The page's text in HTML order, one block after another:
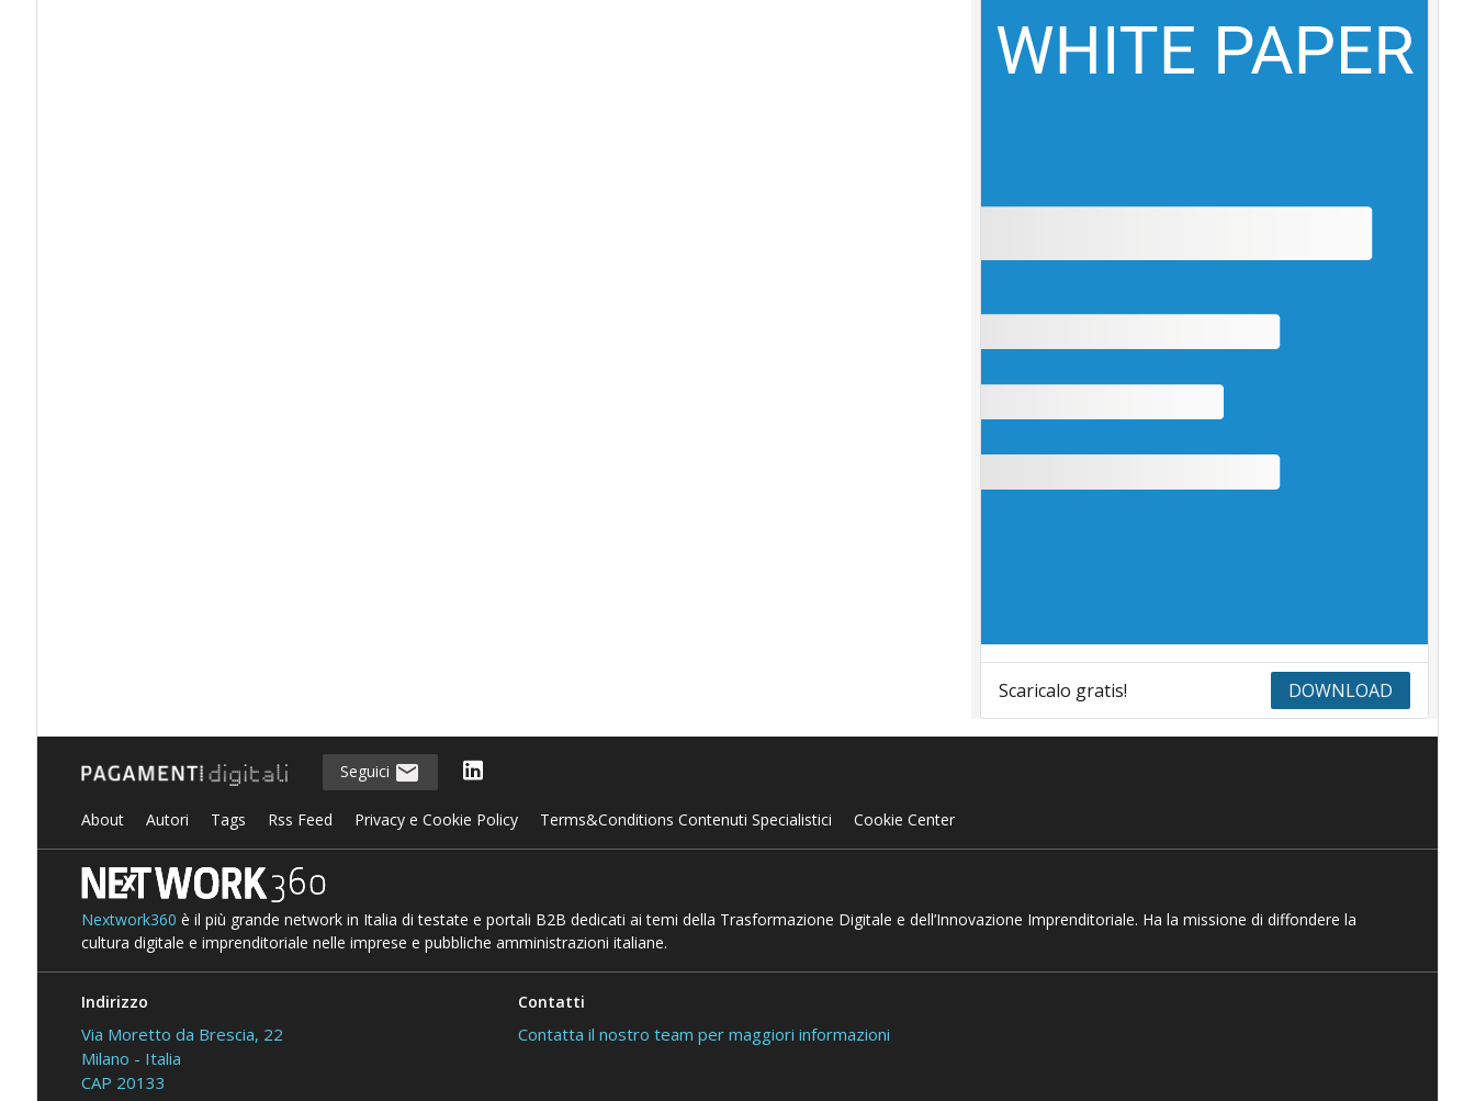
Scaricalo gratis! DOWNLOAD
Seguici
About Autori Tags Rss Feed Privacy e Cookie Policy Terms&Conditions Contenuti Specialistici Cookie Center
Nextwork360 è il più grande network in Italia di testate e portali B2B dedicati ai temi della Trasformazione Digitale e dell’Innovazione Imprenditoriale. Ha la missione di diffondere la
cultura digitale e imprenditoriale nelle imprese e pubbliche amministrazioni italiane.
Indirizzo
Via Moretto da Brescia, 22
Milano - Italia
CAP 20133
Contatti
Contatta il nostro team per maggiori informazioni